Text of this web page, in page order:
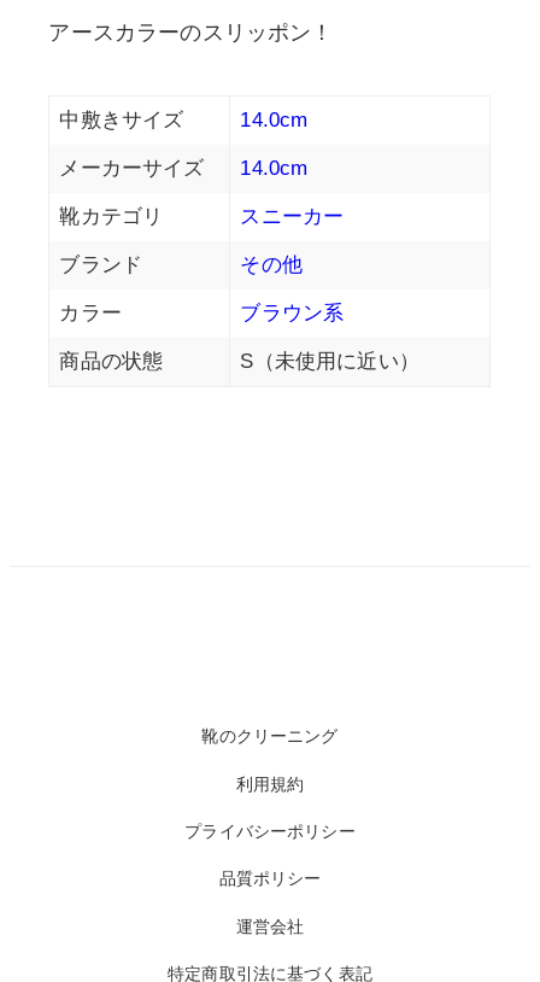
アースカラーのスリッポン！
中敷きサイズ 14.0cm
メーカーサイズ 14.0cm
靴カテゴリ スニーカー
ブランド その他
カラー ブラウン系
商品の状態 S（未使用に近い）
靴のクリーニング
利用規約
プライバシーポリシー
品質ポリシー
運営会社
特定商取引法に基づく表記